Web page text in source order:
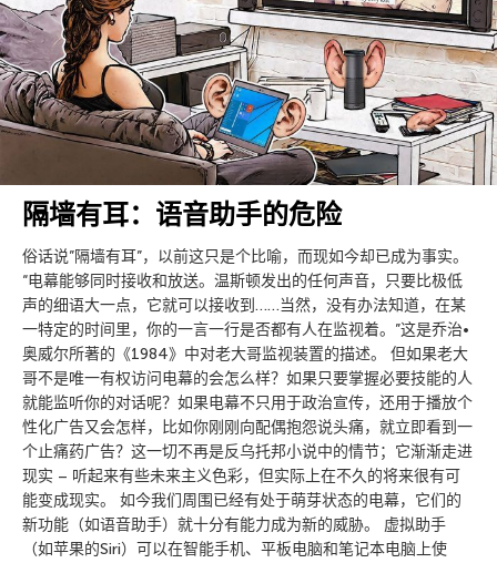
隔墙有耳：语音助手的危险
俗话说”隔墙有耳”，以前这只是个比喻，而现如今却已成为事实。
“电幕能够同时接收和放送。温斯顿发出的任何声音，只要比极低
声的细语大一点，它就可以接收到……当然，没有办法知道，在某
一特定的时间里，你的一言一行是否都有人在监视着。”这是乔治•
奥威尔所著的《1984》中对老大哥监视装置的描述。 但如果老大
哥不是唯一有权访问电幕的会怎么样？如果只要掌握必要技能的人
就能监听你的对话呢？如果电幕不只用于政治宣传，还用于播放个
性化广告又会怎样，比如你刚刚向配偶抱怨说头痛，就立即看到一
个止痛药广告？这一切不再是反乌托邦小说中的情节；它渐渐走进
现实 – 听起来有些未来主义色彩，但实际上在不久的将来很有可
能变成现实。 如今我们周围已经有处于萌芽状态的电幕，它们的
新功能（如语音助手）就十分有能力成为新的威胁。 虚拟助手
（如苹果的Siri）可以在智能手机、平板电脑和笔记本电脑上使